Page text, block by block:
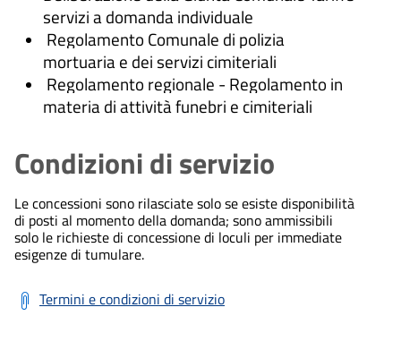
servizi a domanda individuale
Regolamento Comunale di polizia
mortuaria e dei servizi cimiteriali
Regolamento regionale - Regolamento in
materia di attività funebri e cimiteriali
Condizioni di servizio
Le concessioni sono rilasciate solo se esiste disponibilità
di posti al momento della domanda; sono ammissibili
solo le richieste di concessione di loculi per immediate
esigenze di tumulare.
Termini e condizioni di servizio